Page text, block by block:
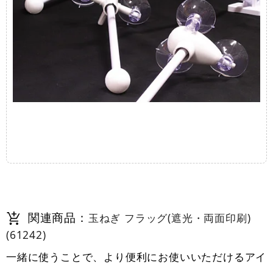
関連商品： 玉ねぎ フラッグ(遮光・両面印刷)
(61242)
一緒に使うことで、より便利にお使いいただけるアイ